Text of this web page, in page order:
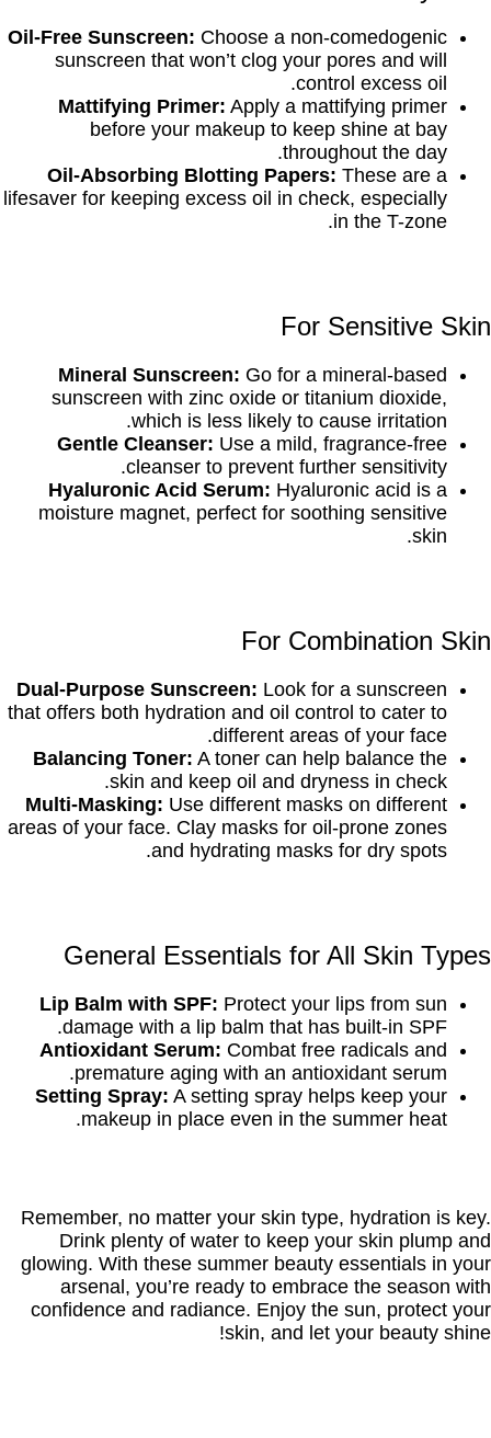
Oil-Free Sunscreen: Choose a non-comedogenic
sunscreen that won’t clog your pores and will
control excess oil.
Mattifying Primer: Apply a mattifying primer
before your makeup to keep shine at bay
throughout the day.
Oil-Absorbing Blotting Papers: These are a
lifesaver for keeping excess oil in check, especially
in the T-zone.
For Sensitive Skin
Mineral Sunscreen: Go for a mineral-based
sunscreen with zinc oxide or titanium dioxide,
which is less likely to cause irritation.
Gentle Cleanser: Use a mild, fragrance-free
cleanser to prevent further sensitivity.
Hyaluronic Acid Serum: Hyaluronic acid is a
moisture magnet, perfect for soothing sensitive
skin.
For Combination Skin
Dual-Purpose Sunscreen: Look for a sunscreen
that offers both hydration and oil control to cater to
different areas of your face.
Balancing Toner: A toner can help balance the
skin and keep oil and dryness in check.
Multi-Masking: Use different masks on different
areas of your face. Clay masks for oil-prone zones
and hydrating masks for dry spots.
General Essentials for All Skin Types
Lip Balm with SPF: Protect your lips from sun
damage with a lip balm that has built-in SPF.
Antioxidant Serum: Combat free radicals and
premature aging with an antioxidant serum.
Setting Spray: A setting spray helps keep your
makeup in place even in the summer heat.
Remember, no matter your skin type, hydration is key.
Drink plenty of water to keep your skin plump and
glowing. With these summer beauty essentials in your
arsenal, you’re ready to embrace the season with
confidence and radiance. Enjoy the sun, protect your
skin, and let your beauty shine!